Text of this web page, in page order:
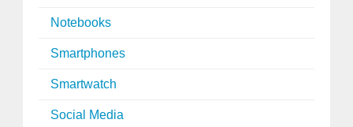
Notebooks
Smartphones
Smartwatch
Social Media